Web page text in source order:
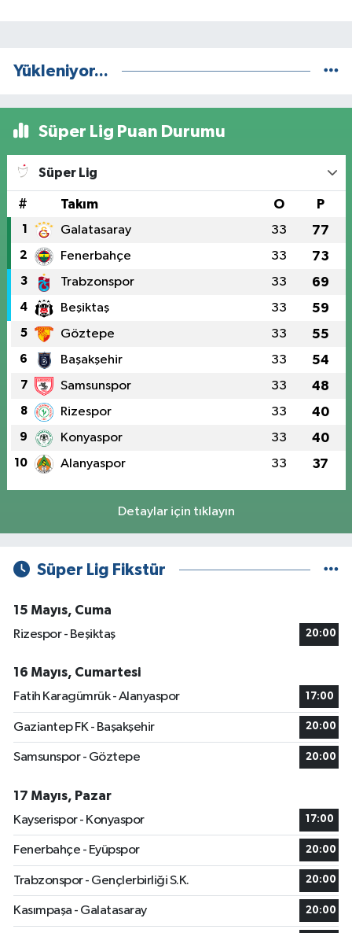
Yükleniyor...
Süper Lig Puan Durumu
Süper Lig
# Takım O P
1 Galatasaray 33 77
2 Fenerbahçe 33 73
3 Trabzonspor 33 69
4 Beşiktaş 33 59
5 Göztepe 33 55
6 Başakşehir 33 54
7 Samsunspor 33 48
8 Rizespor 33 40
9 Konyaspor 33 40
10 Alanyaspor 33 37
Detaylar için tıklayın
Süper Lig Fikstür
15 Mayıs, Cuma
Rizespor - Beşiktaş
20:00
16 Mayıs, Cumartesi
Fatih Karagümrük - Alanyaspor
17:00
Gaziantep FK - Başakşehir 20:00
Samsunspor - Göztepe 20:00
17 Mayıs, Pazar
Kayserispor - Konyaspor
17:00
Fenerbahçe - Eyüpspor 20:00
Trabzonspor - Gençlerbirliği S.K. 20:00
Kasımpaşa - Galatasaray 20:00